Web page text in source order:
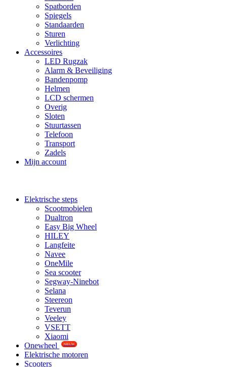
Spatborden
Spiegels
Standaarden
Sturen
Verlichting
Accessoires
LED Rugzak
Alarm & Beveiliging
Bandenpomp
Helmen
LCD schermen
Overig
Sloten
Stuurtassen
Telefoon
Transport
Zadels
Mijn account
Elektrische steps
Scootmobielen
Dualtron
Easy Big Wheel
HILEY
Langfeite
Navee
OneMile
Sea scooter
Segway-Ninebot
Selana
Steereon
Teverun
Veeley
VSETT
Xiaomi
Onewheel
NIEUW
Elektrische motoren
Scooters